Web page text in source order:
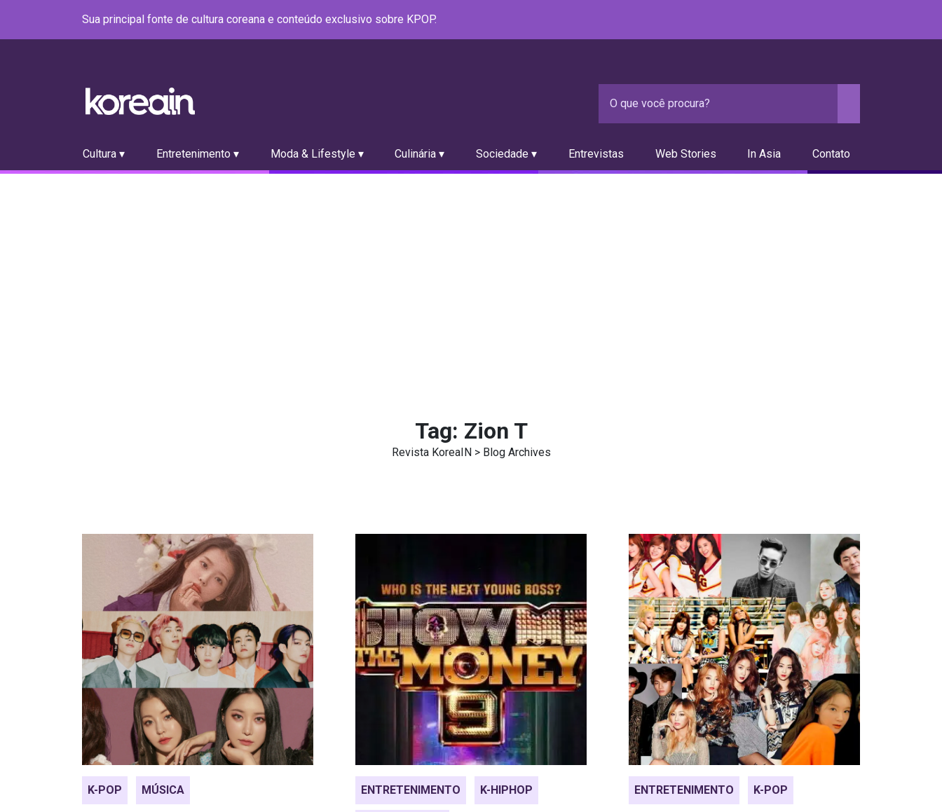
Sua principal fonte de cultura coreana e conteúdo exclusivo sobre KPOP.
Cultura ▾ Entretenimento ▾ Moda & Lifestyle ▾ Culinária ▾ Sociedade ▾ Entrevistas Web Stories In Asia Contato
Tag: Zion T
Revista KoreaIN> Blog Archives
K-POP MÚSICA ENTRETENIMENTO K-HIPHOP ENTRETENIMENTO K-POP